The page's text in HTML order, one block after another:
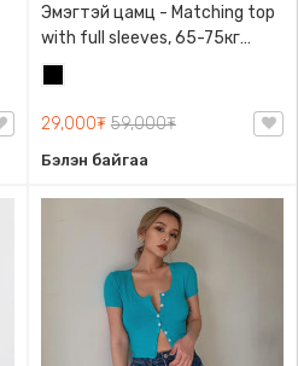
Эмэгтэй цамц - Matching top
with full sleeves, 65-75кг
жинд таарна, ZARA,
0962/642/800, Задгай
энгэртэй, Урт ханцуйтай,
29,000₮ 59,000₮
Бэлэн байгаа